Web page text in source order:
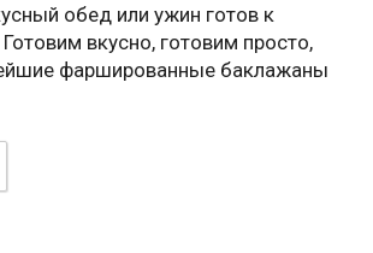
обед или ужин готов к
вкусно, готовим просто,
фаршированные баклажаны